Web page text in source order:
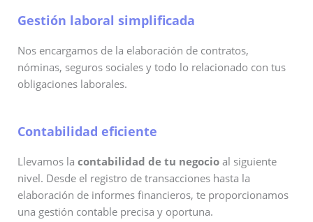
Gestión laboral simplificada
Nos encargamos de la elaboración de contratos,
nóminas, seguros sociales y todo lo relacionado con tus
obligaciones laborales.
Contabilidad eficiente
Llevamos la contabilidad de tu negocio al siguiente
nivel. Desde el registro de transacciones hasta la
elaboración de informes financieros, te proporcionamos
una gestión contable precisa y oportuna.